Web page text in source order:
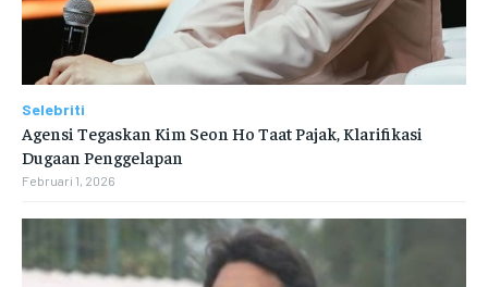
Selebriti
Agensi Tegaskan Kim Seon Ho Taat Pajak, Klarifikasi
Dugaan Penggelapan
Februari 1, 2026